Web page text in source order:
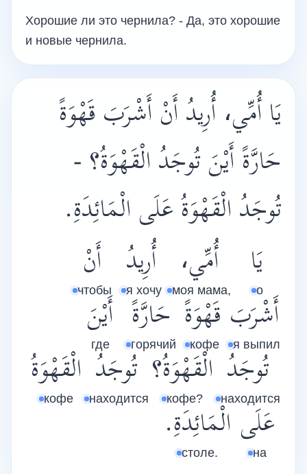
Хорошие ли это чернила? - Да, это хорошие
и новые чернила.
يَا أُمِّي، أُرِيدُ أَنْ أَشْرَبَ قَهْوَةً
حَارَّةً أَيْنَ تُوجَدُ الْقَهْوَةُ؟ -
تُوجَدُ الْقَهْوَةُ عَلَى الْمَائِدَةِ.
يَا
о
أُمِّي،
моя мама,
أُرِيدُ
я хочу
أَنْ
чтобы
أَشْرَبَ
я выпил
قَهْوَةً
кофе
حَارَّةً
горячий
أَيْنَ
где
تُوجَدُ
находится
الْقَهْوَةُ؟
кофе?
تُوجَدُ
находится
الْقَهْوَةُ
кофе
عَلَى
на
الْمَائِدَةِ.
столе.